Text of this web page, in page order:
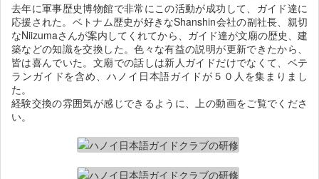
去年に軍事歴史博物館で非常にこの活動が成功して、ガイド達に
応援された。ベトナム歴史が好きなShanshin会社の副社長、親切
なNiizumaさんが案内してくれてから、ガイド達が文廟の歴史、建
築などの知識を交換した。色々な有益の説明が更新できたから、
皆は喜んでいた。文廟での話しは新人ガイドだけでなくて、ベテ
ランガイドを含め、ハノイ日本語ガイドが５０人を集まりまし
た。
経験交換の雰囲気が感じできるように、上の動画をご覧でくださ
い。